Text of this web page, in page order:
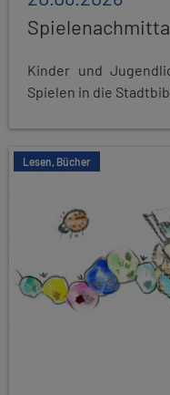
Kinder und
Spielen in die
Lesen, Bücher